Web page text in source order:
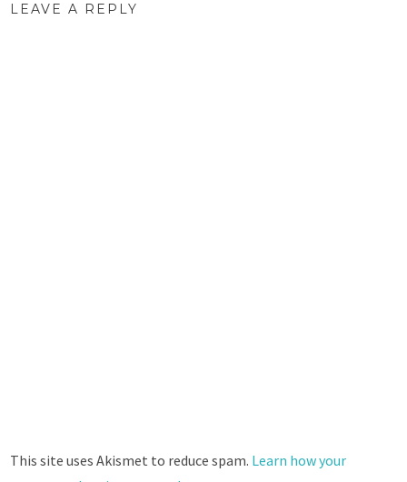
LEAVE A REPLY
This site uses Akismet to reduce spam. Learn how your